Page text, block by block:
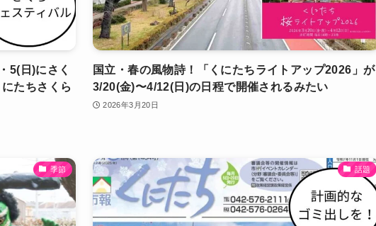
5(日)にさく
たちさくら
国立・春の風物詩！「くにたちライトアップ2026」が
3/20(金)〜4/12(日)の日程で開催されるみたい
2026年3月20日
季節 話題